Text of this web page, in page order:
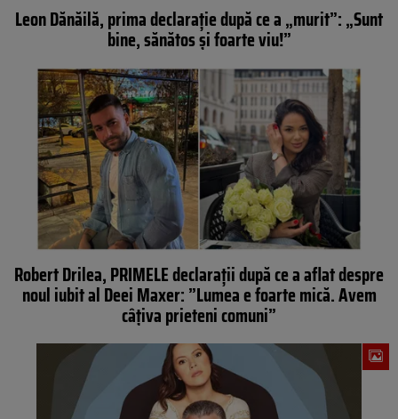
Leon Dănăilă, prima declarație după ce a „murit”: „Sunt
bine, sănătos și foarte viu!”
Robert Drilea, PRIMELE declarații după ce a aflat despre
noul iubit al Deei Maxer: ”Lumea e foarte mică. Avem
câțiva prieteni comuni”